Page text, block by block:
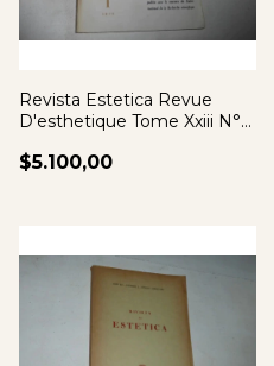
Revista Estetica Revue
D'esthetique Tome Xxiii N°1
$5.100,00